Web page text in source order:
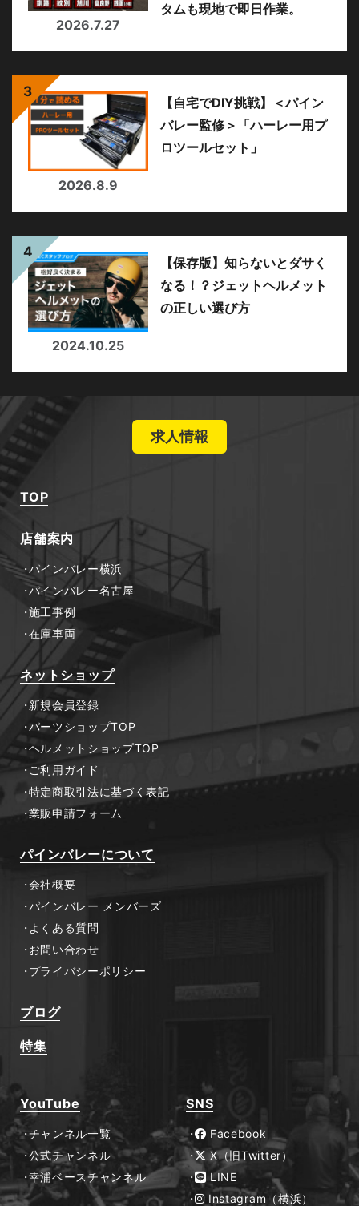
2026.7.27
タムも現地で即日作業。
2026.8.9
【自宅でDIY挑戦】＜パイン
バレー監修＞「ハーレー用プ
ロツールセット」
2024.10.25
【保存版】知らないとダサく
なる！？ジェットヘルメット
の正しい選び方
求人情報
TOP
店舗案内
パインバレー横浜
パインバレー名古屋
施工事例
在庫車両
ネットショップ
新規会員登録
パーツショップTOP
ヘルメットショップTOP
ご利用ガイド
特定商取引法に基づく表記
業販申請フォーム
パインバレーについて
会社概要
パインバレー メンバーズ
よくある質問
お問い合わせ
プライバシーポリシー
ブログ
特集
YouTube
チャンネル一覧
公式チャンネル
幸浦ベースチャンネル
SNS
Facebook
X（旧Twitter）
LINE
Instagram（横浜）